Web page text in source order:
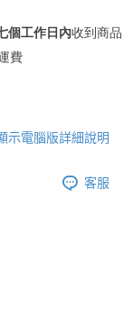
個工作日內收到商品
費
示電腦版詳細說明
客服